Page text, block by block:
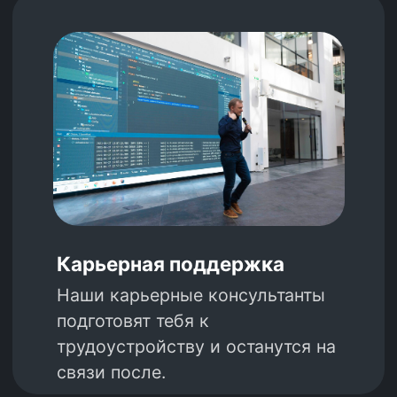
Контакты
Вопросы и ответы
Гибридная оплата
Java-разработчик
Фронтенд-разработчик
Инженер по ручному
тестированию
Go-разработчик
Оплата во время учебы
Java-разработчик
Фронтенд-разработчик
Инженер по ручному
тестированию
Go-разработчик
info@kata.academy